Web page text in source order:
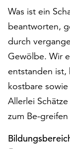
auf
„Alle
akzeptieren“,
um
alle
Cookies
akzeptieren.
Sie
können
Einverständnis
Was ist ein
beantworten,
durch
Gewölbe. Wir
entstanden ist,
kostbare
Allerlei
zum Be-